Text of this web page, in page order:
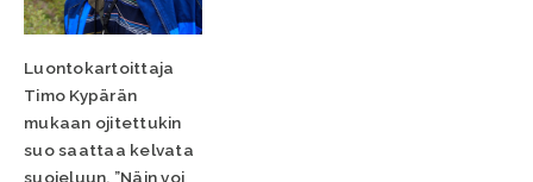
Luontokartoittaja
Timo Kypärän
mukaan ojitettukin
suo saattaa kelvata
suojeluun. ”Näin voi